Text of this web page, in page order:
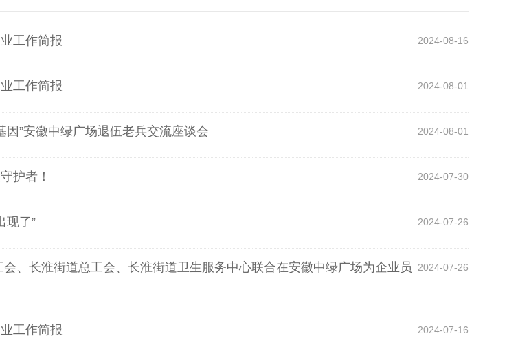
2024-08-16
工作简报
2024-08-01
工作简报
2024-08-01
因”安徽中绿广场退伍老兵交流座谈会
2024-07-30
护者！
2024-07-26
现了”
2024-07-26
会、长淮街道总工会、长淮街道卫生服务中心联合在安徽中绿广场为企业员
2024-07-16
工作简报